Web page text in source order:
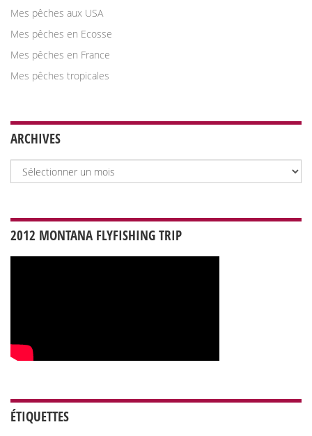
Mes pêches aux USA
Mes pêches en Ecosse
Mes pêches en France
Mes pêches tropicales
ARCHIVES
Archives
2012 MONTANA FLYFISHING TRIP
ÉTIQUETTES